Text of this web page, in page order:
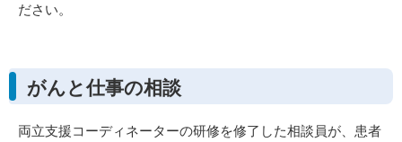
ださい。
がんと仕事の相談
両立支援コーディネーターの研修を修了した相談員が、患者